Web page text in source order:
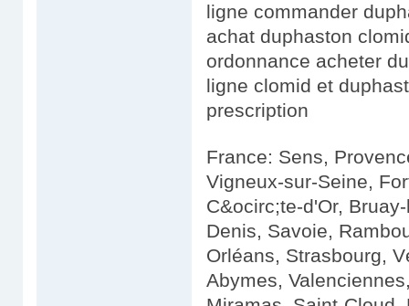
ligne commander
achat duphaston
ordonnance acheter
ligne clomid et
prescription
France: Sens,
Vigneux-sur-Seine,
C&ocirc;te-d'Or,
Denis, Savoie,
Orléans, Strasbourg,
Abymes,